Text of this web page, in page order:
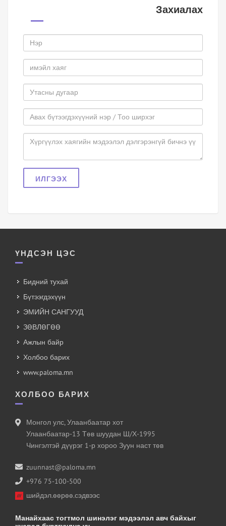
Захиалах
ИЛГЭЭХ
ҮНДСЭН ЦЭС
Бидний тухай
Бүтээгдэхүүн
ЭМИЙН САНГУУД
ЗӨВЛӨГӨӨ
Ажлын байр
Холбоо барих
www.paloma.mn
ХОЛБОО БАРИХ
Монгол улс, Улаанбаатар хот
Улаанбаатар-13 Төв шуудан Ш/Х-1995
Чингэлтэй дүүрэг 1-р хороо Зуун наст төв
zuunnast@paloma.mn
+976 75-100-500
шийдэл.өөрөө.сэдвээс
Манайхаас тогтмол шинэлэг мэдээлэл авч байхыг